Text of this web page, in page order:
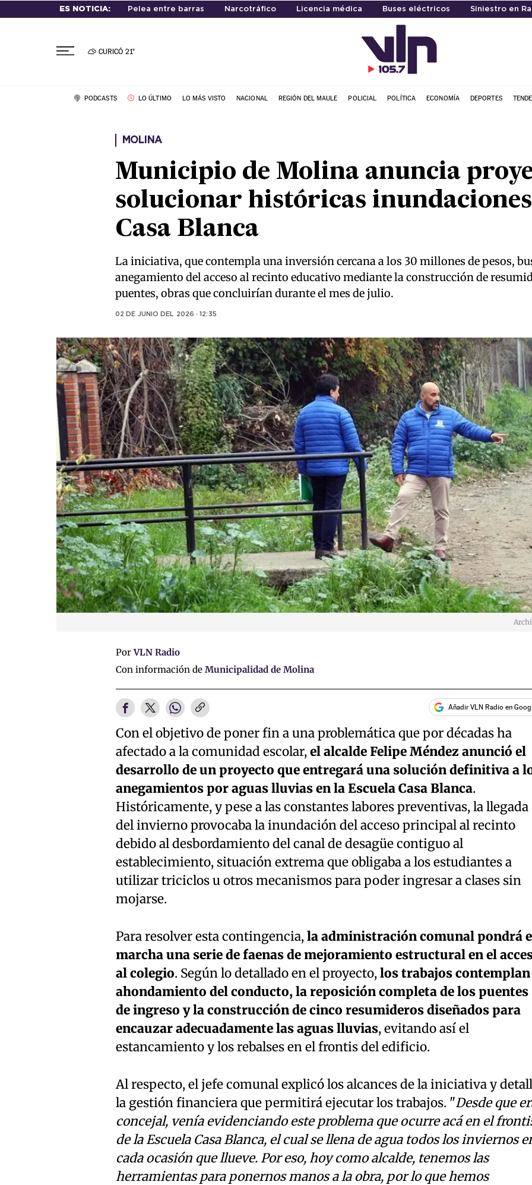
ES NOTICIA: Pelea entre barras Narcotráfico Licencia médica Buses eléctricos Siniestro en
CURICÓ 21°
PODCASTS LO ÚLTIMO LO MÁS VISTO NACIONAL REGIÓN DEL MAULE POLICIAL POLÍTICA ECONOMÍA DEPORTES
MOLINA
Municipio de Molina anuncia
solucionar históricas inundaciones
Casa Blanca
La iniciativa, que contempla una inversión cercana a los 30 millones de pesos,
anegamiento del acceso al recinto educativo mediante la construcción de
puentes, obras que concluirían durante el mes de julio.
02 DE JUNIO DEL 2026 · 12:35
PorVLN Radio
Con información de Municipalidad de Molina
Añadir VLN Radio en
Con el objetivo de poner fin a una problemática que por décadas ha
afectado a la comunidad escolar,el alcalde Felipe Méndez anunció el
desarrollo de un proyecto que entregará una solución definitiva a
anegamientos por aguas lluvias en la Escuela Casa Blanca.
Históricamente, y pese a las constantes labores preventivas, la llegada
del invierno provocaba la inundación del acceso principal al recinto
debido al desbordamiento del canal de desagüe contiguo al
establecimiento, situación extrema que obligaba a los estudiantes a
utilizar triciclos u otros mecanismos para poder ingresar a clases sin
mojarse.
Para resolver esta contingencia,la administración comunal pondrá
marcha una serie de faenas de mejoramiento estructural en el
al colegio. Según lo detallado en el proyecto,los trabajos contemplan
ahondamiento del conducto, la reposición completa de los puentes
de ingreso y la construcción de cinco resumideros diseñados para
encauzar adecuadamente las aguas lluvias, evitando así el
estancamiento y los rebalses en el frontis del edificio.
Al respecto, el jefe comunal explicó los alcances de la iniciativa y
la gestión financiera que permitirá ejecutar los trabajos. "Desde que
concejal, venía evidenciando este problema que ocurre acá en el
de la Escuela Casa Blanca, el cual se llena de agua todos los inviernos
cada ocasión que llueve. Por eso, hoy como alcalde, tenemos las
herramientas para ponernos manos a la obra, por lo que hemos